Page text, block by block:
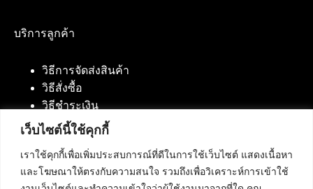
เว็บไซต์นี้ใช้คุกกี้
เราใช้คุกกี้เพื่อเพิ่มประสบการณ์ที่ดีในการใช้เว็บไซต์ แสดงเนื้อหา
และโฆษณาให้ตรงกับความสนใจ รวมถึงเพื่อวิเคราะห์การเข้าใช้
บริการลูกค้า
วิธีการจัดส่งสินค้า
วิธีสั่งซื้อ
วิธีชำระเงิน
ติดต่อเรา